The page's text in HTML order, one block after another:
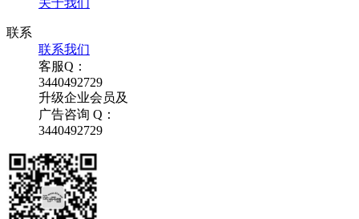
关于我们
联系
联系我们
客服Q：
3440492729
升级企业会员及
广告咨询 Q：
3440492729